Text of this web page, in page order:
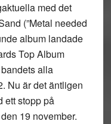
med det
(”Metal needed
album landade
Top Album
alla
Nu är det äntligen
ett stopp på
19 november.